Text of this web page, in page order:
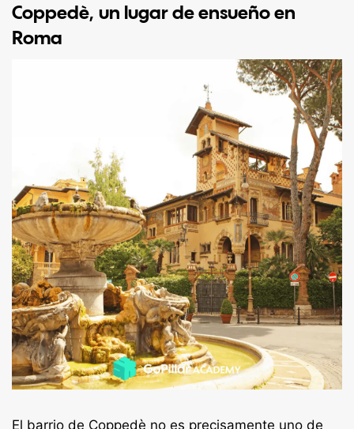
Coppedè, un lugar de ensueño en
Roma
El barrio de Coppedè no es precisamente uno de